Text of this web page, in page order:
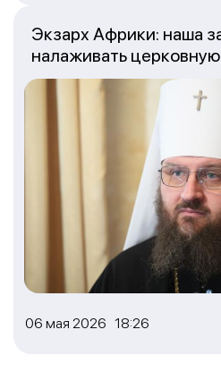
06 мая 2026 18:26
Экзарх Африки: наша
налаживать